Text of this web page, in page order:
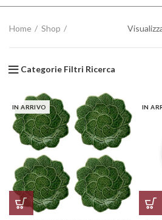
Home Shop
Categorie Filtri Ricerca
IN ARRIVO IN